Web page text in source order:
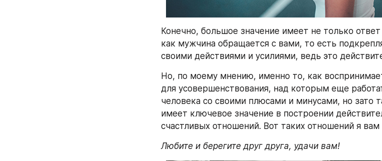
Конечно, большое значение имеет не только
как мужчина обращается с вами, то есть
своими действиями и усилиями, ведь это
Но, по моему мнению, именно то, как
для усовершенствования, над которым еще
человека со своими плюсами и минусами, но зато
имеет ключевое значение в построении
счастливых отношений. Вот таких отношений я
Любите и берегите друг друга, удачи вам!